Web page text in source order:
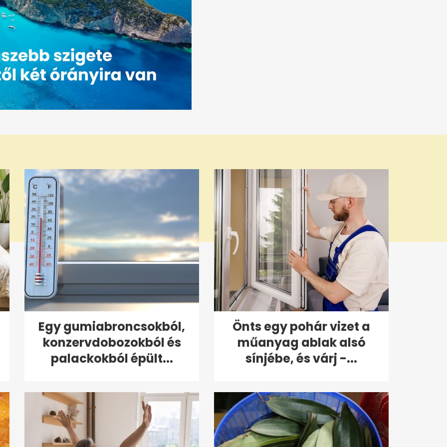
Egy gumiabroncsokból,
konzervdobozokból és
palackokból épült...
Önts egy pohár vizet a
műanyag ablak alsó
sínjébe, és várj -...